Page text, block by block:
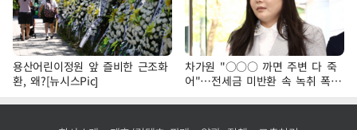
용산어린이정원 앞 즐비한 근조화
환, 왜?[뉴시스Pic]
차가원 "○○○ 까면 주변 다 죽
어"…전세금 미반환 속 녹취 폭로
파장